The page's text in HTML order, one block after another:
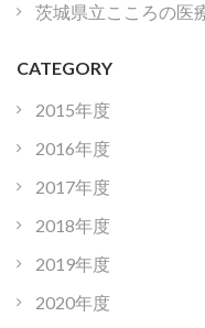
茨城県立こころの医
CATEGORY
2015年度
2016年度
2017年度
2018年度
2019年度
2020年度